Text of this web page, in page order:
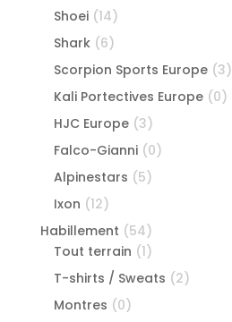
Shoei (14)
Shark (6)
Scorpion Sports Europe (3)
Kali Portectives Europe (0)
HJC Europe (3)
Falco-Gianni (0)
Alpinestars (5)
Ixon (12)
Habillement (54)
Tout terrain (1)
T-shirts / Sweats (2)
Montres (0)